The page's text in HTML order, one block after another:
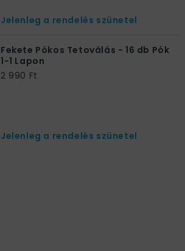
Jelenleg a rendelés szünetel
Fekete Pókos Tetoválás - 16 db Pók
1-1 Lapon
2 990 Ft
Jelenleg a rendelés szünetel